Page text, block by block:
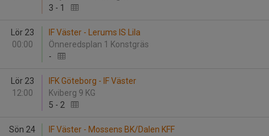
3 - 1
Lör 23
00:00
IF Väster - Lerums IS Lila
Önneredsplan 1 Konstgräs
-
Lör 23
12:00
IFK Göteborg - IF Väster
Kviberg 9 KG
5 - 2
Sön 24
IF Väster - Mossens BK/Dalen KFF